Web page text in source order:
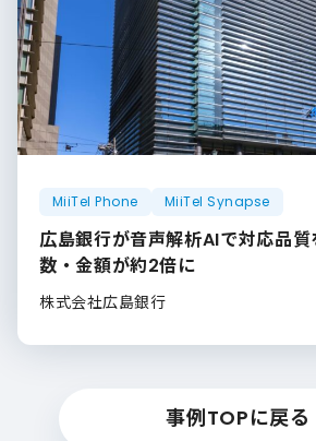
MiiTel Phone MiiTel Synapse
広島銀行が音声解析AIで対応品
数・金額が約2倍に
株式会社広島銀行
事例TOPに戻る